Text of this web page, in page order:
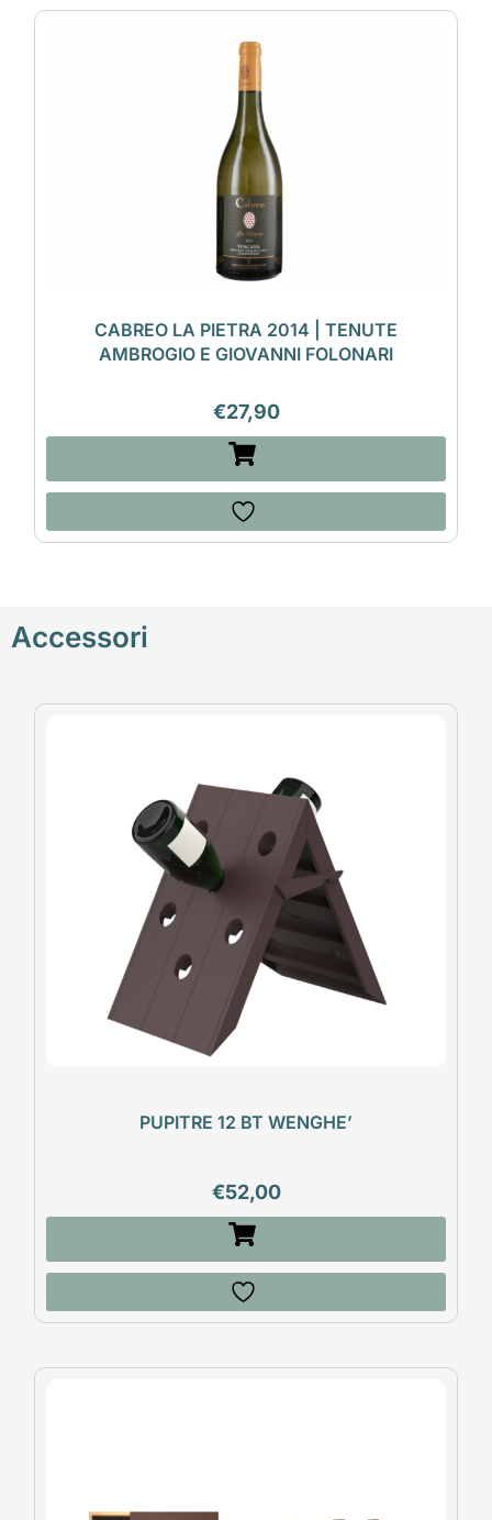
CABREO LA PIETRA 2014 | TENUTE
AMBROGIO E GIOVANNI FOLONARI
€27,90
Accessori
PUPITRE 12 BT WENGHE’
€52,00